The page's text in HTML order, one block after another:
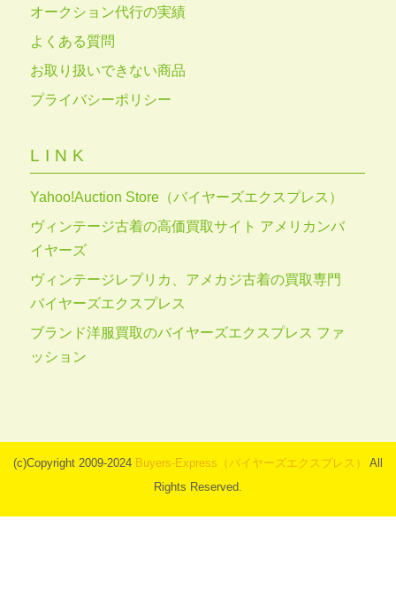
オークション代行の実績
よくある質問
お取り扱いできない商品
プライバシーポリシー
LINK
Yahoo!Auction Store（バイヤーズエクスプレス）
ヴィンテージ古着の高価買取サイト アメリカンバ
イヤーズ
ヴィンテージレプリカ、アメカジ古着の買取専門
バイヤーズエクスプレス
ブランド洋服買取のバイヤーズエクスプレス ファ
ッション
(c)Copyright 2009-2024 Buyers-Express（バイヤーズエクスプレス）
All
Rights Reserved.